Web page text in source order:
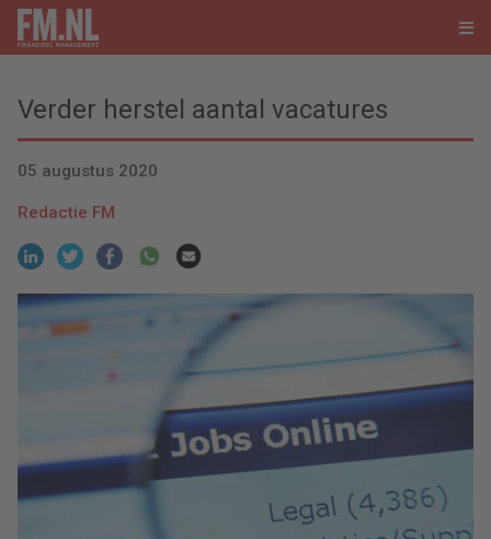
Verder herstel aantal vacatures
05 augustus 2020
Redactie FM